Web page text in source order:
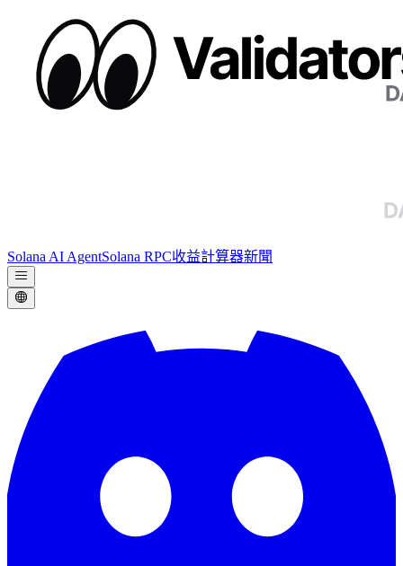
Solana AI AgentSolana RPC收益計算器新聞